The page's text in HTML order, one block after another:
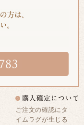
ご注文の確認にタ
イムラグが生じる